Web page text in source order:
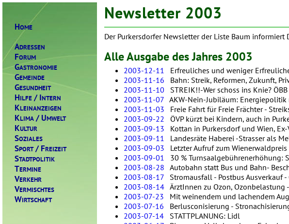
HOME
ADRESSEN
FORUM
GASTRONOMIE
GEMEINDE
GESUNDHEIT
HILFE / INTERN
KLEINANZEIGEN
KLIMA / UMWELT
KULTUR
SOZIALES
SPORT/ FREIZEIT
STADTPOLITIK
TERMINE
VERKEHR
VERMISCHTES
WIRTSCHAFT
Newsletter 2003
Der Purkersdorfer Newsletter der Liste Baum
Alle Ausgabe des Jahres 2003
2003-12-11 Erfreuliches und weniger
2003-11-16 Bahn: Streik, Reformen, Zukunft,
2003-11-10 STREIK!!-Wer schoss ins Knie?
2003-11-07 AKW-Nein-Jubiläum: Energiepolitik
2003-11-03 Freie Fahrt für Freie Frächter -
2003-09-22 ÖVP kürzt bei Kindern, auch in
2003-09-13 Kottan in Purkersdorf und Wien,
2003-09-11 Landesräte Haberei -Strasser als
2003-09-03 Letzter Aufruf zum Wienerwaldpreis
2003-09-01 30 % Turnsaalgebührenerhöhung:
2003-08-28 Autobahn statt Bus und Bahn-
2003-08-17 Stromausfall - Postbus Ausverkauf -
2003-08-14 ÄrztInnen zu Ozon, Ozonbelastung
2003-07-23 Mit weinendem und lachendem
2003-07-16 Berlusconisierung -
2003-07-14 STATTPLANUNG: Lidl